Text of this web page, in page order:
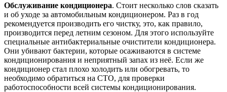
Обслуживание кондиционера. Стоит несколько слов сказать
и об уходе за автомобильным кондиционером. Раз в год
рекомендуется производить его чистку, это, как правило,
производится перед летним сезоном. Для этого используйте
специальные антибактериальные очистители кондиционера.
Они убивают бактерии, которые осаживаются в системе
кондиционирования и неприятный запах из неё. Если же
кондиционер стал плохо холодить или обогревать, то
необходимо обратиться на СТО, для проверки
работоспособности всей системы кондиционирования.